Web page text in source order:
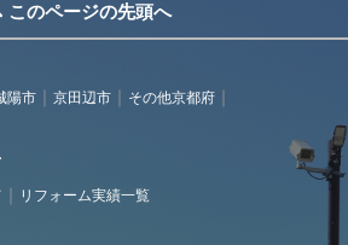
このページの先頭へ
陽市 京田辺市
その他京都府
リフォーム実績一覧